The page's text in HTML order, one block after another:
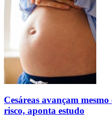
Cesáreas avançam
risco, aponta estudo